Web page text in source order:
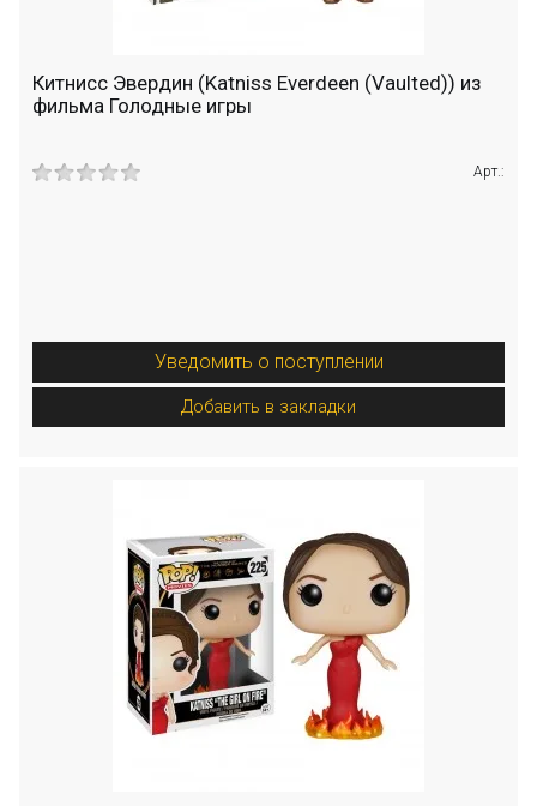
Китнисс Эвердин (Katniss Everdeen (Vaulted)) из
фильма Голодные игры
Арт.:
Уведомить о поступлении
Добавить в закладки